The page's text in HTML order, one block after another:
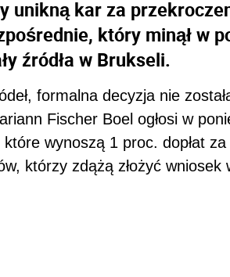
unikną kar za
który minął w
źródła w Brukseli.
formalna decyzja nie
Fischer Boel ogłosi w
wynoszą 1 proc. dopłat
którzy zdążą złożyć